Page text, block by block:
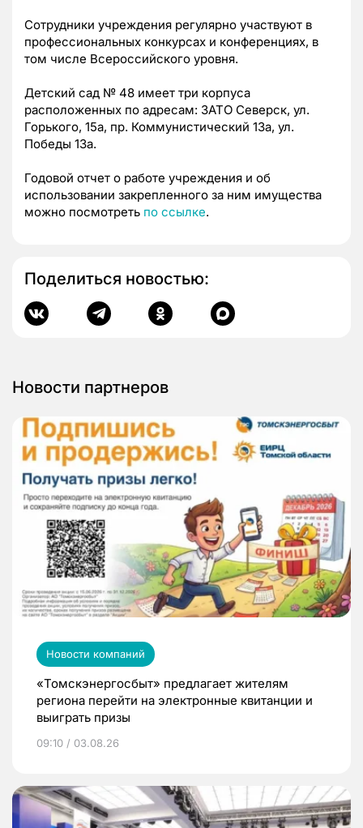
Сотрудники учреждения регулярно участвуют в
профессиональных конкурсах и конференциях, в
том числе Всероссийского уровня.
Детский сад № 48 имеет три корпуса
расположенных по адресам: ЗАТО Северск, ул.
Горького, 15а, пр. Коммунистический 13а, ул.
Победы 13а.
Годовой отчет о работе учреждения и об
использовании закрепленного за ним имущества
можно посмотреть по ссылке.
Поделиться новостью:
Новости партнеров
Новости компаний
«Томскэнергосбыт» предлагает жителям
региона перейти на электронные квитанции и
выиграть призы
09:10 / 03.08.26